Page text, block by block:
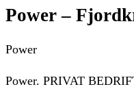
Power –
Power
Power. PRIVAT